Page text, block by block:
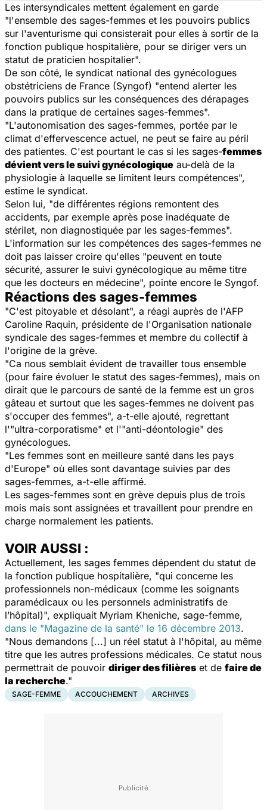
Les intersyndicales mettent également en garde
"l'ensemble des sages-femmes et les pouvoirs publics
sur l'aventurisme qui consisterait pour elles à sortir de la
fonction publique hospitalière, pour se diriger vers un
statut de praticien hospitalier".
De son côté, le syndicat national des gynécologues
obstétriciens de France (Syngof) "entend alerter les
pouvoirs publics sur les conséquences des dérapages
dans la pratique de certaines sages-femmes".
"L'autonomisation des sages-femmes, portée par le
climat d'effervescence actuel, ne peut se faire au péril
des patientes. C'est pourtant le cas si les sages-femmes
dévient vers le suivi gynécologique au-delà de la
physiologie à laquelle se limitent leurs compétences",
estime le syndicat.
Selon lui, "de différentes régions remontent des
accidents, par exemple après pose inadéquate de
stérilet, non diagnostiquée par les sages-femmes".
L'information sur les compétences des sages-femmes ne
doit pas laisser croire qu'elles "peuvent en toute
sécurité, assurer le suivi gynécologique au même titre
que les docteurs en médecine", pointe encore le Syngof.
Réactions des sages-femmes
"C'est pitoyable et désolant", a réagi auprès de l'AFP
Caroline Raquin, présidente de l'Organisation nationale
syndicale des sages-femmes et membre du collectif à
l'origine de la grève.
"Ca nous semblait évident de travailler tous ensemble
(pour faire évoluer le statut des sages-femmes), mais on
dirait que le parcours de santé de la femme est un gros
gâteau et surtout que les sages-femmes ne doivent pas
s'occuper des femmes", a-t-elle ajouté, regrettant
l'"ultra-corporatisme" et l'"anti-déontologie" des
gynécologues.
"Les femmes sont en meilleure santé dans les pays
d'Europe" où elles sont davantage suivies par des
sages-femmes, a-t-elle affirmé.
Les sages-femmes sont en grève depuis plus de trois
mois mais sont assignées et travaillent pour prendre en
charge normalement les patients.
VOIR AUSSI :
Actuellement, les sages femmes dépendent du statut de
la fonction publique hospitalière, "qui concerne les
professionnels non-médicaux (comme les soignants
paramédicaux ou les personnels administratifs de
l’hôpital)", expliquait Myriam Kheniche, sage-femme,
dans le "Magazine de la santé" le 16 décembre 2013.
"Nous demandons [...] un réel statut à l'hôpital, au même
titre que les autres professions médicales. Ce statut nous
permettrait de pouvoir diriger des filières et de faire de
la recherche."
SAGE-FEMME ACCOUCHEMENT ARCHIVES